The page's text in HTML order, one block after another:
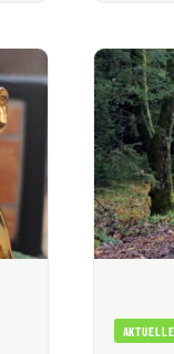
14.
DREI-
KIRCHEN-